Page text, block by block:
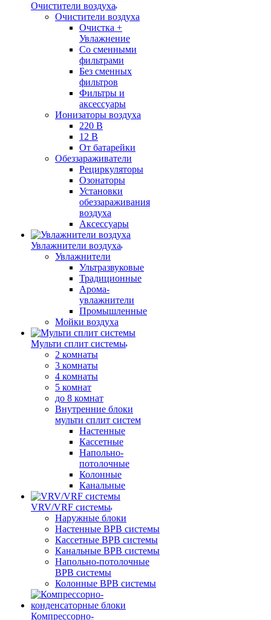
Очистители воздуха
Очистители воздуха
Очистка +
Увлажнение
Cо сменными
фильтрами
Без сменных
фильтров
Фильтры и
аксессуары
Ионизаторы воздуха
220 В
12 В
От батарейки
Обеззараживатели
Рециркуляторы
Озонаторы
Установки
обеззараживания
воздуха
Аксессуары
Увлажнители воздуха
Увлажнители
Ультразвуковые
Традиционные
Арома-
увлажнители
Промышленные
Мойки воздуха
Мульти сплит системы
2 комнаты
3 комнаты
4 комнаты
5 комнат
до 8 комнат
Внутренние блоки
мульти сплит систем
Настенные
Кассетные
Напольно-
потолочные
Колонные
Канальные
VRV/VRF системы
Наружные блоки
Настенные ВРВ системы
Кассетные ВРВ системы
Канальные ВРВ системы
Напольно-потолочные
ВРВ системы
Колонные ВРВ системы
Компрессорно-